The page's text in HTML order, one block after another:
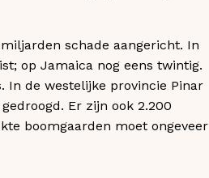
schade aangericht. In
op Jamaica nog eens twintig.
In de westelijke provincie Pinar
Er zijn ook 2.200
boomgaarden moet ongeveer